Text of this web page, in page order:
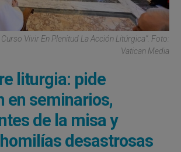
Vivir En Plenitud La Acción Litúrgica”. Foto:
Vatican Media
liturgia: pide
en seminarios,
de la misa y
desastrosas